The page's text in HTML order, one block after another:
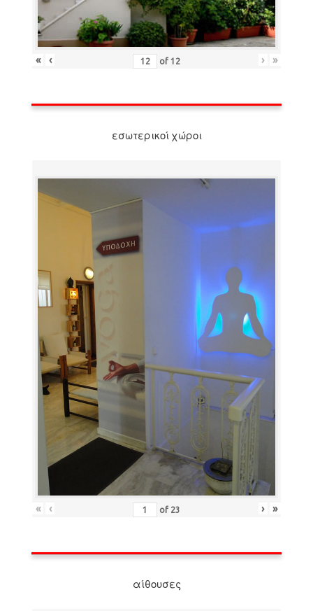
« ‹ of 12 › »
εσωτερικοί χώροι
« ‹ of 23 › »
αίθουσες